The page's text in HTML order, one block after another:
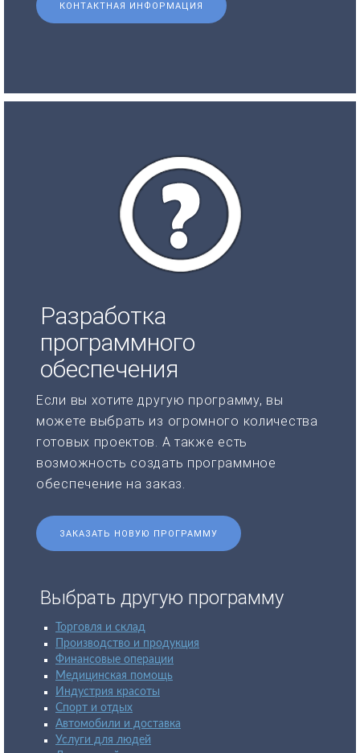
КОНТАКТНАЯ ИНФОРМАЦИЯ
Разработка
программного
обеспечения
Если вы хотите другую программу, вы
можете выбрать из огромного количества
готовых проектов. А также есть
возможность создать программное
обеспечение на заказ.
ЗАКАЗАТЬ НОВУЮ ПРОГРАММУ
Выбрать другую программу
Торговля и склад
Производство и продукция
Финансовые операции
Медицинская помощь
Индустрия красоты
Спорт и отдых
Автомобили и доставка
Услуги для людей